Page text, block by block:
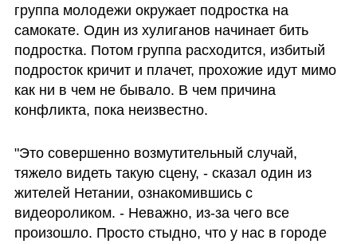
группа молодежи окружает подростка на
самокате. Один из хулиганов начинает бить
подростка. Потом группа расходится, избитый
подросток кричит и плачет, прохожие идут мимо
как ни в чем не бывало. В чем причина
конфликта, пока неизвестно.
"Это совершенно возмутительный случай,
тяжело видеть такую сцену, - сказал один из
жителей Нетании, ознакомившись с
видеороликом. - Неважно, из-за чего все
произошло. Просто стыдно, что у нас в городе